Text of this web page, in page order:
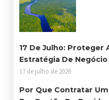
17 De Julho: Proteger
Estratégia De Negócio
17 de julho de 2026
Por Que Contratar